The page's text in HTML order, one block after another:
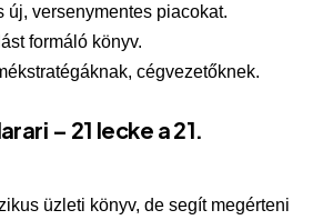
új, versenymentes piacokat.
formáló könyv.
cégvezetőknek.
– 21 lecke a 21.
üzleti könyv, de segít megérteni